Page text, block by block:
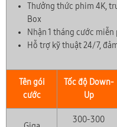
Thưởng thức phim 4K,
Box
Nhận 1 tháng cước
Hỗ trợ kỹ thuật 24/7,
Tên gói
cước
Tốc độ Down-
Up
300-300